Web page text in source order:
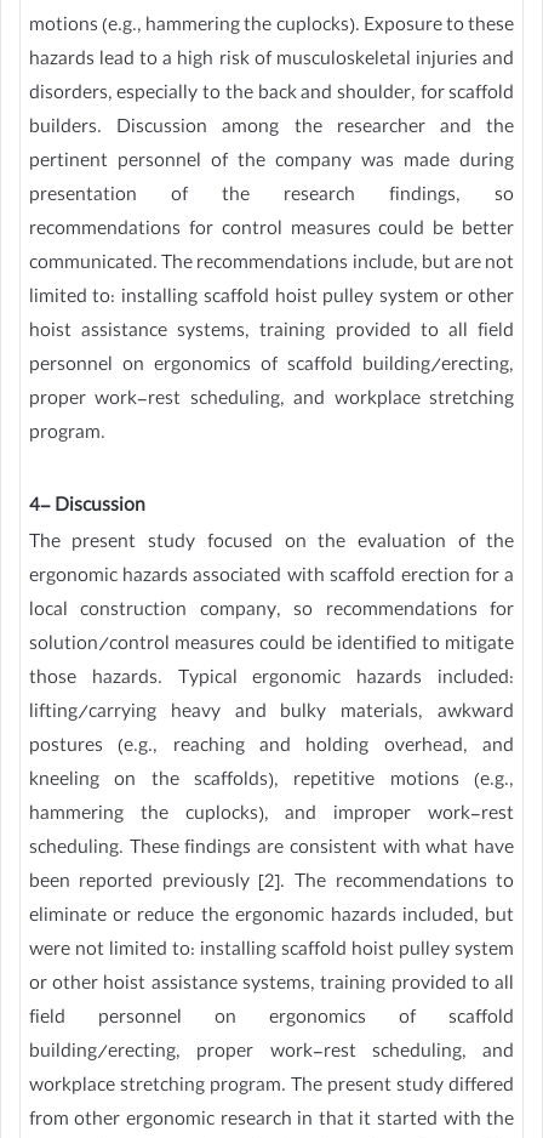
motions (e.g., hammering the cuplocks). Exposure to these
hazards lead to a high risk of musculoskeletal injuries and
disorders, especially to the back and shoulder, for scaffold
builders. Discussion among the researcher and the
pertinent personnel of the company was made during
presentation of the research findings, so
recommendations for control measures could be better
communicated. The recommendations include, but are not
limited to: installing scaffold hoist pulley system or other
hoist assistance systems, training provided to all field
personnel on ergonomics of scaffold building/erecting,
proper work-rest scheduling, and workplace stretching
program.
4- Discussion
The present study focused on the evaluation of the
ergonomic hazards associated with scaffold erection for a
local construction company, so recommendations for
solution/control measures could be identified to mitigate
those hazards. Typical ergonomic hazards included:
lifting/carrying heavy and bulky materials, awkward
postures (e.g., reaching and holding overhead, and
kneeling on the scaffolds), repetitive motions (e.g.,
hammering the cuplocks), and improper work-rest
scheduling. These findings are consistent with what have
been reported previously [2]. The recommendations to
eliminate or reduce the ergonomic hazards included, but
were not limited to: installing scaffold hoist pulley system
or other hoist assistance systems, training provided to all
field personnel on ergonomics of scaffold
building/erecting, proper work-rest scheduling, and
workplace stretching program. The present study differed
from other ergonomic research in that it started with the